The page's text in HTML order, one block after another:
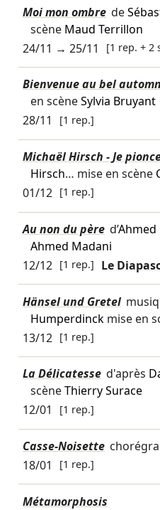
Moi mon ombre de
scène Maud Terrillon
24/11 → 25/11 [1 rep. + 2
Bienvenue au bel
en scèneSylvia Bruyant
28/11
[1 rep.]
Michaël Hirsch - Je
Hirsch… mise en scène
01/12 [1 rep.]
Au non du père d’Ahmed
Ahmed Madani
12/12 [1 rep.] Le
Hänsel und Gretel
Humperdinckmise en
13/12 [1 rep.]
La Délicatesse d'après
scèneThierry Surace
12/01
[1 rep.]
Casse-Noisette
18/01
[1 rep.]
Métamorphosis